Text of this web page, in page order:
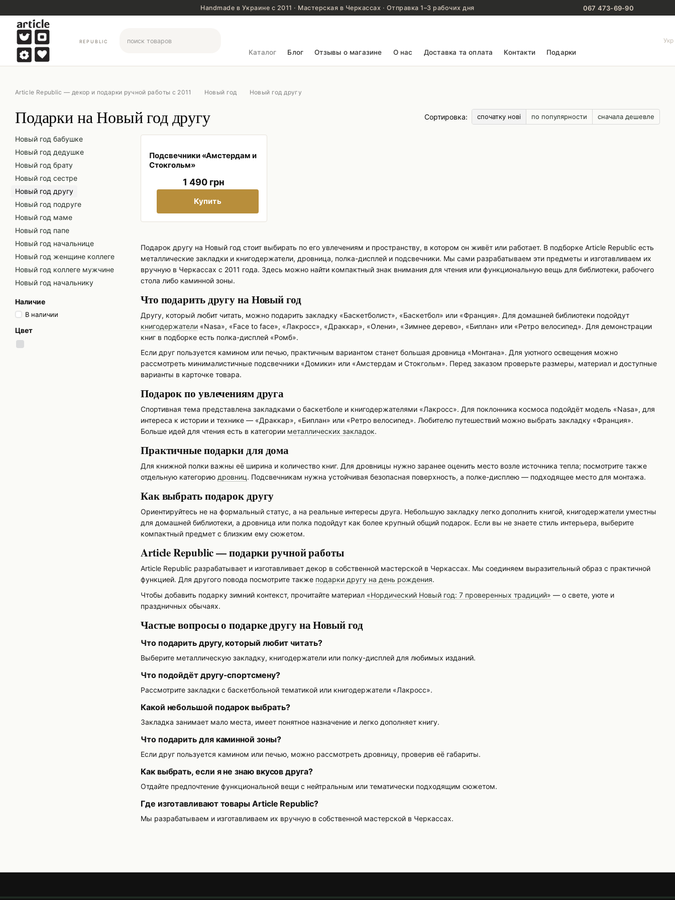
Handmade в Украине с 2011 · Мастерская в Черкассах · Отправка 1–3 рабочих дня 067 473-69-90
REPUBLIC
Каталог Блог Отзывы о магазине О нас Доставка та оплата Контакти Подарки
Укр
Article Republic — декор и подарки ручной работы с 2011 Новый год Новый год другу
Подарки на Новый год другу Сортировка: спочатку нові по популярности сначала дешевле
Подарок другу на Новый год стоит выбирать по его увлечениям и пространству, в котором он живёт или работает. В подборке Article Republic есть
металлические закладки и книгодержатели, дровница, полка-дисплей и подсвечники. Мы сами разрабатываем эти предметы и изготавливаем их
вручную в Черкассах с 2011 года. Здесь можно найти компактный знак внимания для чтения или функциональную вещь для библиотеки, рабочего
стола либо каминной зоны.
Что подарить другу на Новый год
Другу, который любит читать, можно подарить закладку «Баскетболист», «Баскетбол» или «Франция». Для домашней библиотеки подойдут
книгодержатели «Nasa», «Face to face», «Лакросс», «Драккар», «Олени», «Зимнее дерево», «Биплан» или «Ретро велосипед». Для демонстрации
книг в подборке есть полка-дисплей «Ромб».
Если друг пользуется камином или печью, практичным вариантом станет большая дровница «Монтана». Для уютного освещения можно
рассмотреть минималистичные подсвечники «Домики» или «Амстердам и Стокгольм». Перед заказом проверьте размеры, материал и доступные
варианты в карточке товара.
Подарок по увлечениям друга
Спортивная тема представлена закладками о баскетболе и книгодержателями «Лакросс». Для поклонника космоса подойдёт модель «Nasa», для
интереса к истории и технике — «Драккар», «Биплан» или «Ретро велосипед». Любителю путешествий можно выбрать закладку «Франция».
Больше идей для чтения есть в категории металлических закладок.
Практичные подарки для дома
Для книжной полки важны её ширина и количество книг. Для дровницы нужно заранее оценить место возле источника тепла; посмотрите также
отдельную категорию дровниц. Подсвечникам нужна устойчивая безопасная поверхность, а полке-дисплею — подходящее место для монтажа.
Как выбрать подарок другу
Ориентируйтесь не на формальный статус, а на реальные интересы друга. Небольшую закладку легко дополнить книгой, книгодержатели уместны
для домашней библиотеки, а дровница или полка подойдут как более крупный общий подарок. Если вы не знаете стиль интерьера, выберите
компактный предмет с близким ему сюжетом.
Article Republic — подарки ручной работы
Article Republic разрабатывает и изготавливает декор в собственной мастерской в Черкассах. Мы соединяем выразительный образ с практичной
функцией. Для другого повода посмотрите также подарки другу на день рождения.
Чтобы добавить подарку зимний контекст, прочитайте материал «Нордический Новый год: 7 проверенных традиций» — о свете, уюте и
праздничных обычаях.
Частые вопросы о подарке другу на Новый год
Что подарить другу, который любит читать?
Выберите металлическую закладку, книгодержатели или полку-дисплей для любимых изданий.
Что подойдёт другу-спортсмену?
Рассмотрите закладки с баскетбольной тематикой или книгодержатели «Лакросс».
Какой небольшой подарок выбрать?
Закладка занимает мало места, имеет понятное назначение и легко дополняет книгу.
Что подарить для каминной зоны?
Если друг пользуется камином или печью, можно рассмотреть дровницу, проверив её габариты.
Как выбрать, если я не знаю вкусов друга?
Отдайте предпочтение функциональной вещи с нейтральным или тематически подходящим сюжетом.
Где изготавливают товары Article Republic?
Мы разрабатываем и изготавливаем их вручную в собственной мастерской в Черкассах.
Подсвечники «Амстердам и
Стокгольм»
1 490 грн
Купить
Новый год бабушке
Новый год дедушке
Новый год брату
Новый год сестре
Новый год другу
Новый год подруге
Новый год маме
Новый год папе
Новый год начальнице
Новый год женщине коллеге
Новый год коллеге мужчине
Новый год начальнику
Наличие
В наличии
Цвет